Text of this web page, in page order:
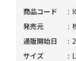
商品コード
発売元
通販開始日
サイズ